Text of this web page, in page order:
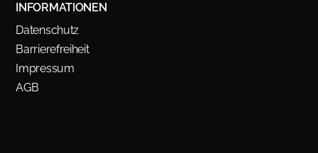
INFORMATIONEN
Datenschutz
Barrierefreiheit
Impressum
AGB